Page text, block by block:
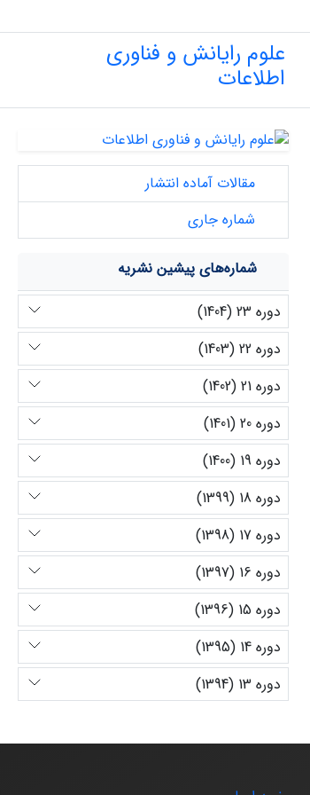
علوم رایانش و فناوری
اطلاعات
مقالات آماده انتشار
شماره جاری
شماره‌های پیشین نشریه
دوره 23 (1404)
دوره 22 (1403)
دوره 21 (1402)
دوره 20 (1401)
دوره 19 (1400)
دوره 18 (1399)
دوره 17 (1398)
دوره 16 (1397)
دوره 15 (1396)
دوره 14 (1395)
دوره 13 (1394)